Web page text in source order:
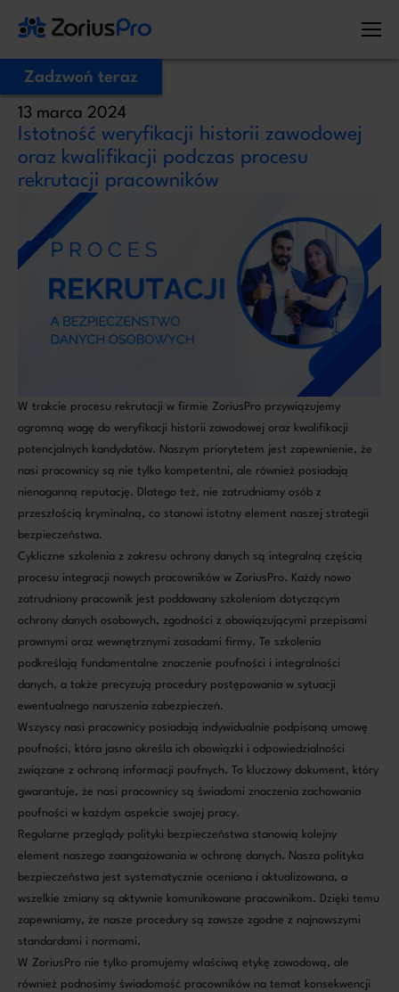
Zostaw Swój numer telefonu,
zadzwonimy niezwłocznie!
Administratorem Twoich danych osobowych jest ZoriusPro Sp. z o.o. Dane
podane w formularzu przetwarzamy w celu obsługi Twojej wiadomości i
kontaktu w związku z jej treścią. Podstawą przetwarzania jest art. 6 ust. 1 lit. b
RODO, gdy Twoje zapytanie dotyczy oferty lub zawarcia umowy, albo art. 6
ust. 1 lit. f RODO, gdy kontakt dotyczy innej sprawy. Więcej informacji o
zasadach przetwarzania danych znajdziesz w
Polityce prywatności.
Zadzwoń teraz
13 marca 2024
Istotność weryfikacji historii zawodowej
oraz kwalifikacji podczas procesu
rekrutacji pracowników
W trakcie procesu rekrutacji w firmie ZoriusPro przywiązujemy
ogromną wagę do weryfikacji historii zawodowej oraz kwalifikacji
potencjalnych kandydatów. Naszym priorytetem jest zapewnienie, że
nasi pracownicy są nie tylko kompetentni, ale również posiadają
nienaganną reputację. Dlatego też, nie zatrudniamy osób z
przeszłością kryminalną, co stanowi istotny element naszej strategii
bezpieczeństwa.
Cykliczne szkolenia z zakresu ochrony danych są integralną częścią
procesu integracji nowych pracowników w ZoriusPro. Każdy nowo
zatrudniony pracownik jest poddawany szkoleniom dotyczącym
ochrony danych osobowych, zgodności z obowiązującymi przepisami
prawnymi oraz wewnętrznymi zasadami firmy. Te szkolenia
podkreślają fundamentalne znaczenie poufności i integralności
danych, a także precyzują procedury postępowania w sytuacji
ewentualnego naruszenia zabezpieczeń.
Wszyscy nasi pracownicy posiadają indywidualnie podpisaną umowę
poufności, która jasno określa ich obowiązki i odpowiedzialności
związane z ochroną informacji poufnych. To kluczowy dokument, który
gwarantuje, że nasi pracownicy są świadomi znaczenia zachowania
poufności w każdym aspekcie swojej pracy.
Regularne przeglądy polityki bezpieczeństwa stanowią kolejny
element naszego zaangażowania w ochronę danych. Nasza polityka
bezpieczeństwa jest systematycznie oceniana i aktualizowana, a
wszelkie zmiany są aktywnie komunikowane pracownikom. Dzięki temu
zapewniamy, że nasze procedury są zawsze zgodne z najnowszymi
standardami i normami.
W ZoriusPro nie tylko promujemy właściwą etykę zawodową, ale
również podnosimy świadomość pracowników na temat konsekwencji